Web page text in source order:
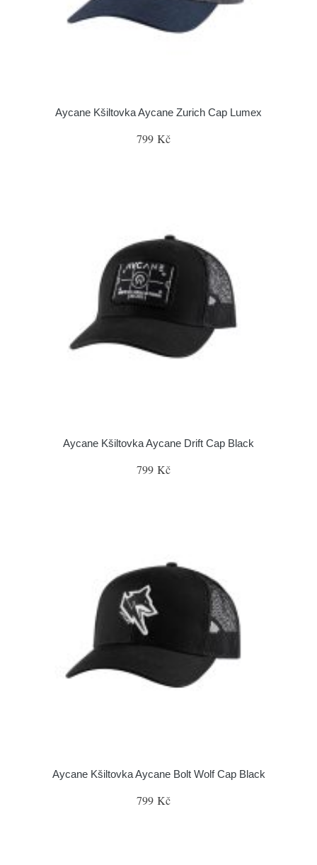
Aycane Kšiltovka Aycane Zurich Cap Lumex
799 Kč
Aycane Kšiltovka Aycane Drift Cap Black
799 Kč
Aycane Kšiltovka Aycane Bolt Wolf Cap Black
799 Kč